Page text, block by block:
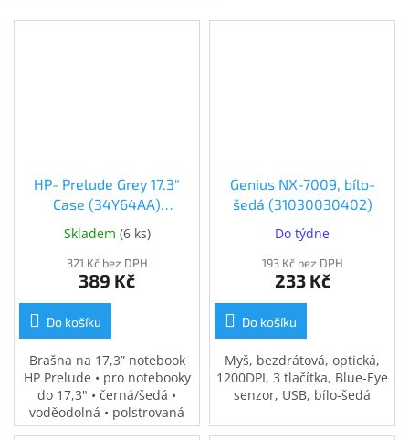
HP- Prelude Grey 17.3"
Case (34Y64AA)
(34Y64AA)
Skladem (6 ks)
321 Kč bez DPH
389 Kč
Do košíku
Brašna na 17,3” notebook
HP Prelude • pro notebooky
do 17,3" • černá/šedá •
voděodolná • polstrovaná
přihrádka na notebook •
Genius NX-7009, bílo-
šedá (31030030402)
Do týdne
193 Kč bez DPH
233 Kč
Do košíku
Myš, bezdrátová, optická,
1200DPI, 3 tlačítka, Blue-Eye
senzor, USB, bílo-šedá